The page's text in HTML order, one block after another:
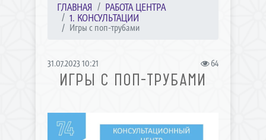
ГЛАВНАЯ
РАБОТА ЦЕНТРА
1. КОНСУЛЬТАЦИИ
Игры с поп-трубами
31.07.2023 10:21 64
ИГРЫ С ПОП-ТРУБАМИ